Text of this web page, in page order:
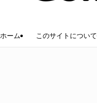
ホーム このサイトについて